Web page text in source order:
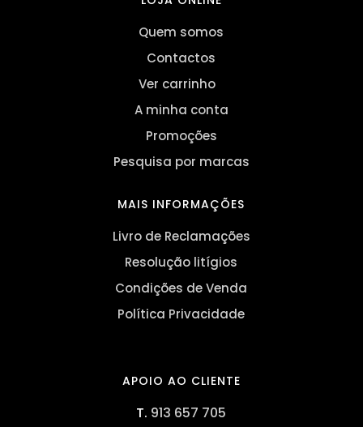
Quem somos
Contactos
Ver carrinho
A minha conta
Promoções
Pesquisa por marcas
MAIS INFORMAÇÕES
Livro de Reclamações
Resolução litígios
Condições de Venda
Política Privacidade
APOIO AO CLIENTE
T. 913 657 705